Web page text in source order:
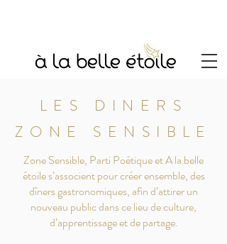
LES DINERS
ZONE SENSIBLE
Zone Sensible, Parti Poétique et A la belle
étoile s’associent pour créer ensemble, des
dîners gastronomiques, afin d’attirer un
nouveau public dans ce lieu de culture,
d’apprentissage et de partage.